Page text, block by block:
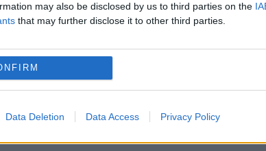
may also be disclosed by us to third parties on the
that may further disclose it to other third parties.
Data Deletion Data Access Privacy Policy
inclusiv fostul preşedinte american
luni pentru a aduce tribut...